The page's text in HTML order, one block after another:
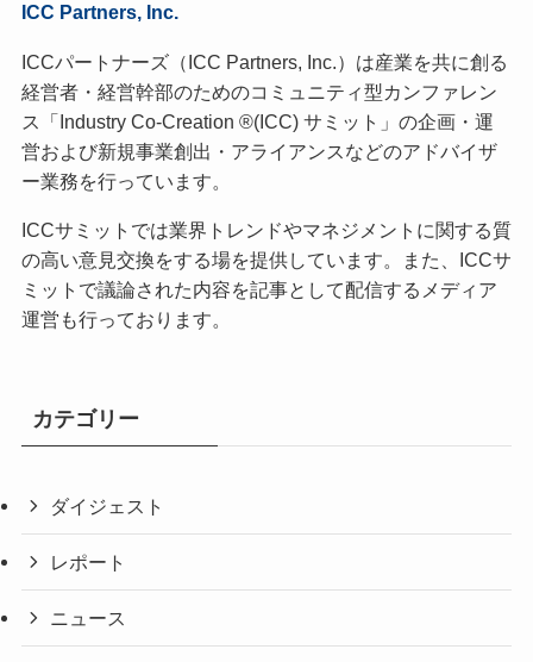
ICC Partners, Inc.
ICCパートナーズ（ICC Partners, Inc.）は産業を共に創る
経営者・経営幹部のためのコミュニティ型カンファレン
ス「Industry Co-Creation ®(ICC) サミット」の企画・運
営および新規事業創出・アライアンスなどのアドバイザ
ー業務を行っています。
ICCサミットでは業界トレンドやマネジメントに関する質
の高い意見交換をする場を提供しています。また、ICCサ
ミットで議論された内容を記事として配信するメディア
運営も行っております。
カテゴリー
ダイジェスト
レポート
ニュース